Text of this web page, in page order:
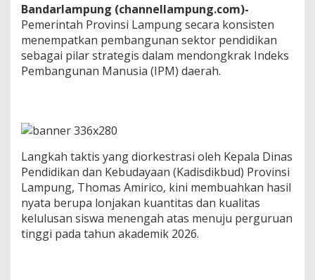
g
k
a
k
I
N
1
2
B
n
d
Bandarlampung (channellampung.com)-
Pemerintah Provinsi Lampung secara konsisten
menempatkan pembangunan sektor pendidikan
sebagai pilar strategis dalam mendongkrak Indeks
Pembangunan Manusia (IPM) daerah.
Langkah taktis yang diorkestrasi oleh Kepala Dinas
Pendidikan dan Kebudayaan (Kadisdikbud) Provinsi
Lampung, Thomas Amirico, kini membuahkan hasil
nyata berupa lonjakan kuantitas dan kualitas
kelulusan siswa menengah atas menuju perguruan
tinggi pada tahun akademik 2026.